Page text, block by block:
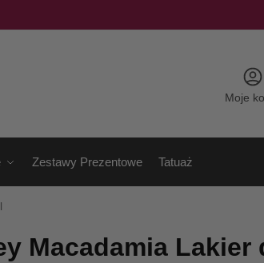
Moje
Zestawy Prezentowe Tatuaż
Macadamia Lakier